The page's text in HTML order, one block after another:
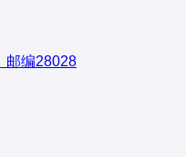
邮编28028